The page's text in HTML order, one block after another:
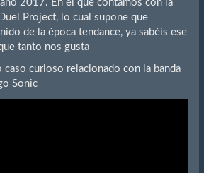
2017. En el que contamos con la
Project, lo cual supone que
de la época tendance, ya sabéis ese
tanto nos gusta
curioso relacionado con la banda
Sonic